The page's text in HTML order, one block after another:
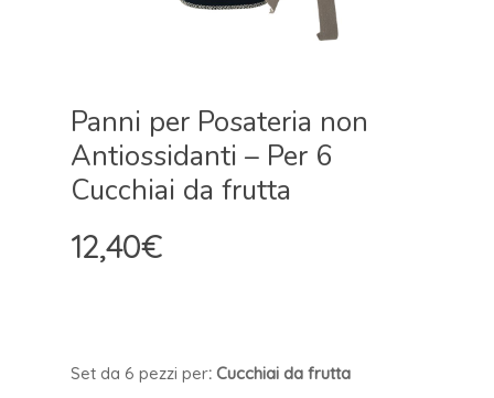
Panni per Posateria non
Antiossidanti – Per 6
Cucchiai da frutta
12,40€
Set da 6 pezzi per: Cucchiai da frutta